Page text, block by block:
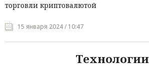
торговли криптовалютой
15 января 2024 / 10:47
Технологии